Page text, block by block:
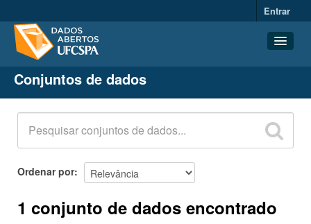
Entrar
Conjuntos de dados
Organizações
Grupos
Sobre
Conjuntos de dados
Ordenar por
1 conjunto de dados encontrado